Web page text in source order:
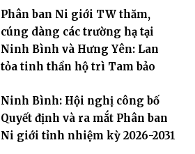
tỉnh
Phân ban Ni giới TW thăm,
cúng dàng các trường hạ tại
Ninh Bình và Hưng Yên: Lan
tỏa tinh thần hộ trì Tam bảo
Ninh Bình: Hội nghị công bố
Quyết định và ra mắt Phân ban
Ni giới tỉnh nhiệm kỳ 2026-2031